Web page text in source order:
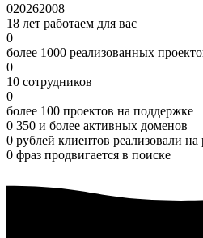
020262008
18 лет работаем для вас
0
более 1000 реализованных
0
10 сотрудников
0
более 100 проектов на поддержке
0 350 и более активных доменов
0 рублей клиентов реализовали на
0 фраз продвигается в поиске